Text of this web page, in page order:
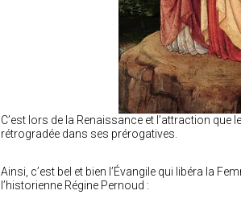
C’est lors de la Renaissance et l’attraction
rétrogradée dans ses prérogatives.
Ainsi, c’est bel et bien l’Évangile qui libéra la
l’historienne Régine Pernoud :